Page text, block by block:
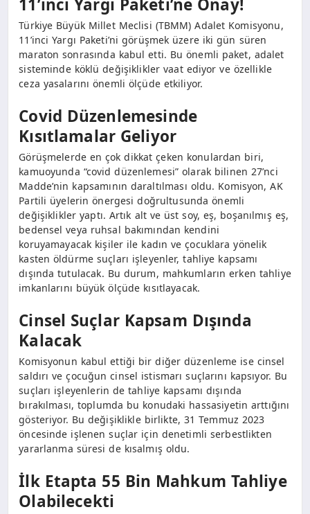
11’inci Yargı Paketi’ne Onay!
Türkiye Büyük Millet Meclisi (TBMM) Adalet Komisyonu,
11’inci Yargı Paketi’ni görüşmek üzere iki gün süren
maraton sonrasında kabul etti. Bu önemli paket, adalet
sisteminde köklü değişiklikler vaat ediyor ve özellikle
ceza yasalarını önemli ölçüde etkiliyor.
Covid Düzenlemesinde
Kısıtlamalar Geliyor
Görüşmelerde en çok dikkat çeken konulardan biri,
kamuoyunda “covid düzenlemesi” olarak bilinen 27’nci
Madde’nin kapsamının daraltılması oldu. Komisyon, AK
Partili üyelerin önergesi doğrultusunda önemli
değişiklikler yaptı. Artık alt ve üst soy, eş, boşanılmış eş,
bedensel veya ruhsal bakımından kendini
koruyamayacak kişiler ile kadın ve çocuklara yönelik
kasten öldürme suçları işleyenler, tahliye kapsamı
dışında tutulacak. Bu durum, mahkumların erken tahliye
imkanlarını büyük ölçüde kısıtlayacak.
Cinsel Suçlar Kapsam Dışında
Kalacak
Komisyonun kabul ettiği bir diğer düzenleme ise cinsel
saldırı ve çocuğun cinsel istismarı suçlarını kapsıyor. Bu
suçları işleyenlerin de tahliye kapsamı dışında
bırakılması, toplumda bu konudaki hassasiyetin arttığını
gösteriyor. Bu değişiklikle birlikte, 31 Temmuz 2023
öncesinde işlenen suçlar için denetimli serbestlikten
yararlanma süresi de kısalmış oldu.
İlk Etapta 55 Bin Mahkum Tahliye
Olabilecekti